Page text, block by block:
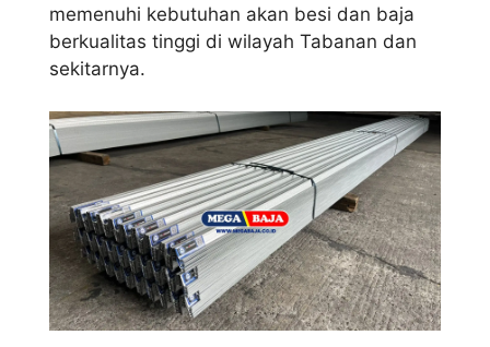
memenuhi kebutuhan akan besi dan baja
berkualitas tinggi di wilayah Tabanan dan
sekitarnya.